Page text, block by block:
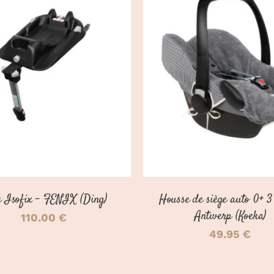
AU PANIER
DÉTAILS
Isofix – FENIX (Ding)
110.00 €
CHOIX DES OPTIONS
DÉTAILS
Housse de siège auto 0+
Antwerp (Koeka)
49.95€